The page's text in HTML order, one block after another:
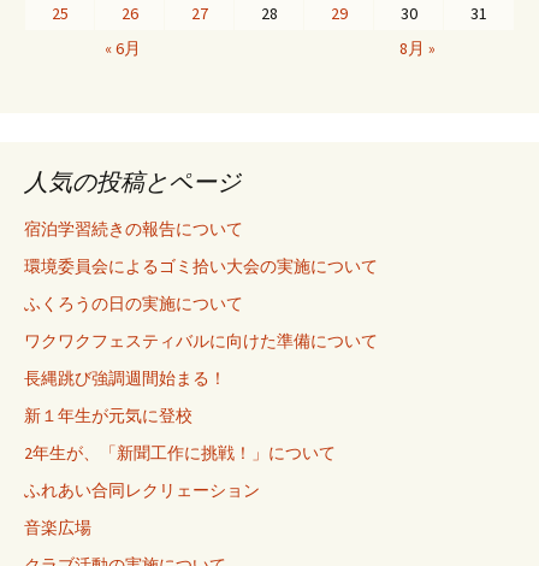
25
26 27 28 29 30
31
« 6月
8月 »
人気の投稿とページ
宿泊学習続きの報告について
環境委員会によるゴミ拾い大会の実施について
ふくろうの日の実施について
ワクワクフェスティバルに向けた準備について
長縄跳び強調週間始まる！
新１年生が元気に登校
2年生が、「新聞工作に挑戦！」について
ふれあい合同レクリェーション
音楽広場